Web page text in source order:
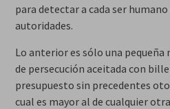
para detectar a cada ser
autoridades.
Lo anterior es sólo una pequeña
de persecución aceitada con
presupuesto sin precedentes
cual es mayor al de cualquier